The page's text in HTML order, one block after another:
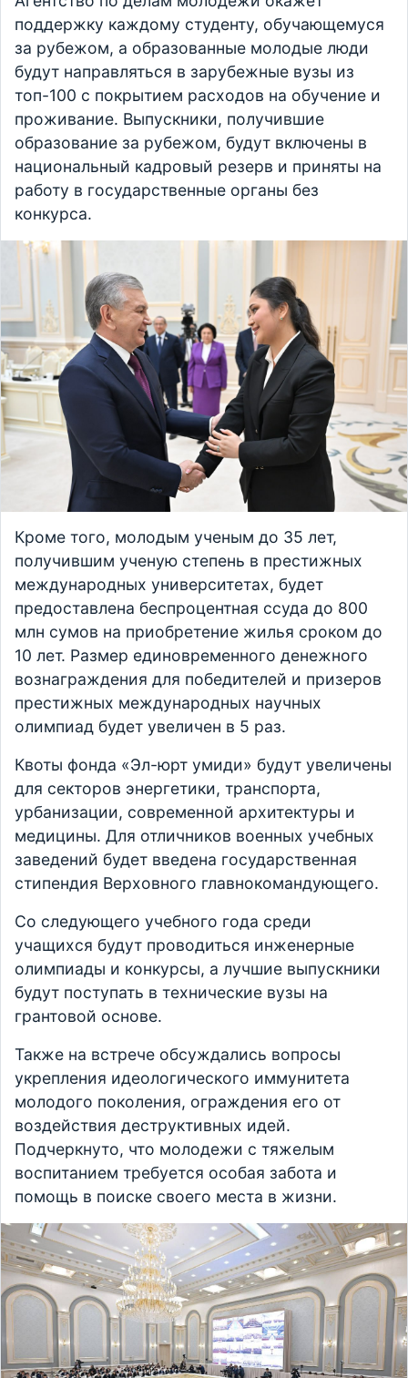
поддержку каждому студенту, обучающемуся
за рубежом, а образованные молодые люди
будут направляться в зарубежные вузы из
топ-100 с покрытием расходов на обучение и
проживание. Выпускники, получившие
образование за рубежом, будут включены в
национальный кадровый резерв и приняты на
работу в государственные органы без
конкурса.
Кроме того, молодым ученым до 35 лет,
получившим ученую степень в престижных
международных университетах, будет
предоставлена беспроцентная ссуда до 800
млн сумов на приобретение жилья сроком до
10 лет. Размер единовременного денежного
вознаграждения для победителей и призеров
престижных международных научных
олимпиад будет увеличен в 5 раз.
Квоты фонда «Эл-юрт умиди» будут увеличены
для секторов энергетики, транспорта,
урбанизации, современной архитектуры и
медицины. Для отличников военных учебных
заведений будет введена государственная
стипендия Верховного главнокомандующего.
Со следующего учебного года среди
учащихся будут проводиться инженерные
олимпиады и конкурсы, а лучшие выпускники
будут поступать в технические вузы на
грантовой основе.
Также на встрече обсуждались вопросы
укрепления идеологического иммунитета
молодого поколения, ограждения его от
воздействия деструктивных идей.
Подчеркнуто, что молодежи с тяжелым
воспитанием требуется особая забота и
помощь в поиске своего места в жизни.